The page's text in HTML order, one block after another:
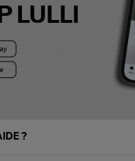
LULLI
?